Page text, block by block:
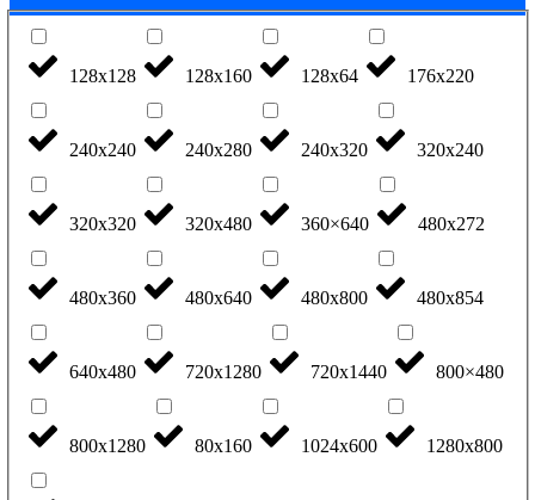
128x128 128x160 128x64 176x220
240x240 240x280 240x320 320x240
320x320 320x480 360×640 480x272
480x360 480x640 480x800 480x854
640x480 720x1280 720x1440 800×480
800x1280 80x160 1024x600 1280x800